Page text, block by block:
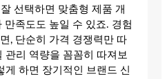
선택하면 맞춤형 제품 개
만족도도 높일 수 있죠. 경험
, 단순히 가격 경쟁력만 따
관리 역량을 꼼꼼히 따져보
하면 장기적인 브랜드 신